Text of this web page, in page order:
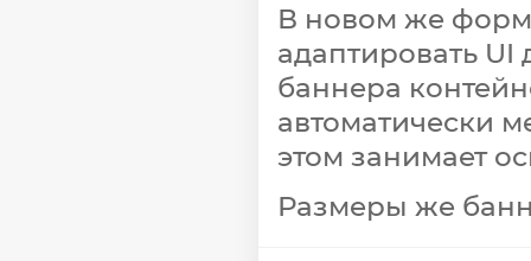
В новом же
адаптировать
баннера
автоматически
этом занимает
Размеры же